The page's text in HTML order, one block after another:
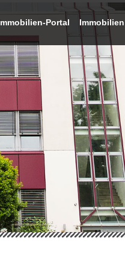
Immobilien-Portal